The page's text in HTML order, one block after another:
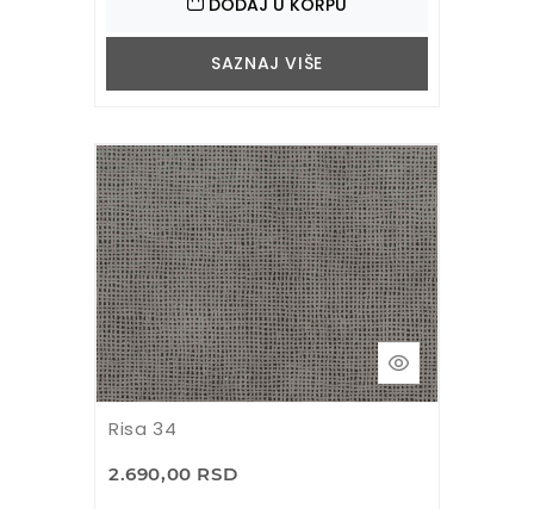
DODAJ U KORPU
SAZNAJ VIŠE
Risa 34
2.690,00 RSD